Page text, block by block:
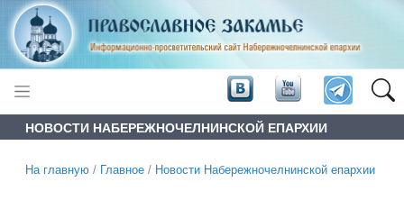
НОВОСТИ НАБЕРЕЖНОЧЕЛНИНСКОЙ ЕПАРХИИ
На главную / Главное / Новости Набережночелнинской епархии